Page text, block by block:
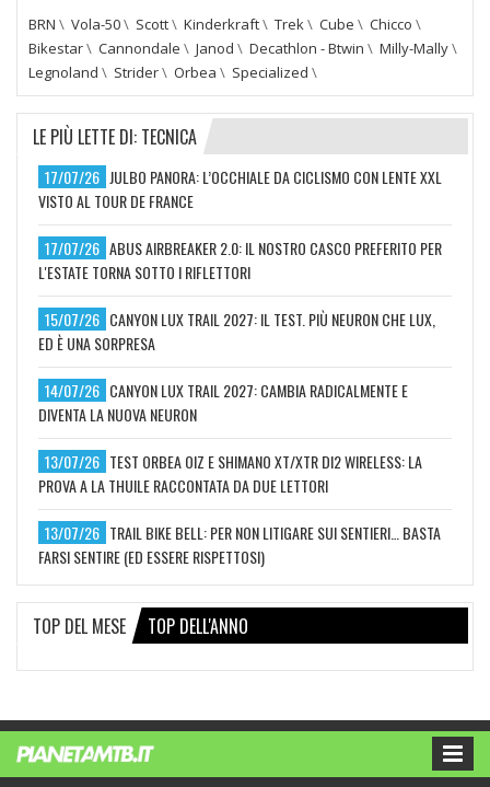
BRN \ Vola-50\ Scott\ Kinderkraft\ Trek \ Cube \ Chicco \
Bikestar\ Cannondale \ Janod \ Decathlon - Btwin \ Milly-Mally\
Legnoland \ Strider\ Orbea \ Specialized \
LE PIÙ LETTE DI: TECNICA
17/07/26 JULBO PANORA: L’OCCHIALE DA CICLISMO CON LENTE XXL
VISTO AL TOUR DE FRANCE
17/07/26 ABUS AIRBREAKER 2.0: IL NOSTRO CASCO PREFERITO PER
L'ESTATE TORNA SOTTO I RIFLETTORI
15/07/26 CANYON LUX TRAIL 2027: IL TEST. PIÙ NEURON CHE LUX,
ED È UNA SORPRESA
14/07/26 CANYON LUX TRAIL 2027: CAMBIA RADICALMENTE E
DIVENTA LA NUOVA NEURON
13/07/26 TEST ORBEA OIZ E SHIMANO XT/XTR DI2 WIRELESS: LA
PROVA A LA THUILE RACCONTATA DA DUE LETTORI
13/07/26 TRAIL BIKE BELL: PER NON LITIGARE SUI SENTIERI… BASTA
FARSI SENTIRE (ED ESSERE RISPETTOSI)
TOP DEL MESE TOP DELL'ANNO